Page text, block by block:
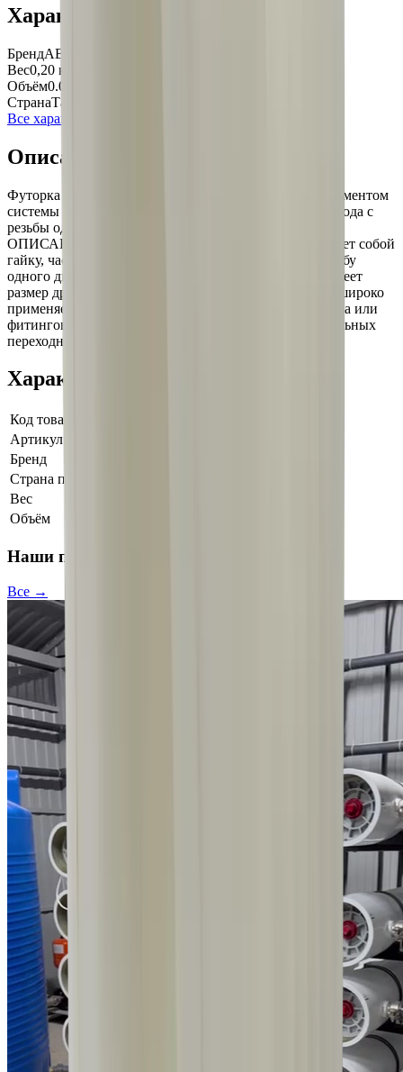
Характеристики
БрендАВТ ОСМОС
Вес0,20 кг
Объём0.001 м³
СтранаТайвань
Все характеристики
Описание
Футорка AquaPro BUSHING является переходным элементом
системы фильтрации, который используется для перехода с
резьбы одного размера на больший или меньший.
ОПИСАНИЕ Футорка AquaPro BUSHING представляет собой
гайку, часть внешней поверхности которой имеет резьбу
одного диаметра, в то время как внутренняя резьба имеет
размер другого диаметра. Данный резьбовой фитинг широко
применяется для соединения труб различного диаметра или
фитингов между собой без использования дополнительных
переходных элементов
Характеристики
Код товара
Артикул
Бренд
Страна производства
Вес
Объём
Наши проекты
Все →